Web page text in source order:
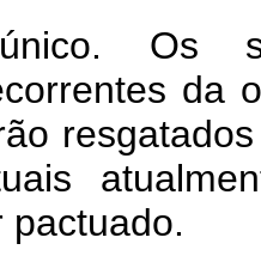
Os
da
pactuado.